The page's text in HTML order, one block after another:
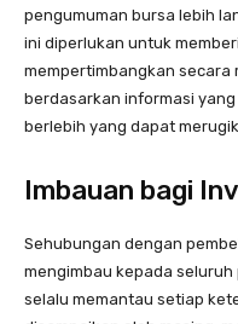
pengumuman bursa lebih
ini diperlukan untuk
mempertimbangkan
berdasarkan informasi
berlebih yang dapat
Imbauan bagi
Sehubungan dengan
mengimbau kepada
selalu memantau setiap